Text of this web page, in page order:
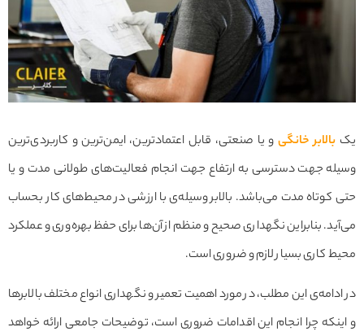
یک بالابر خانگی و یا صنعتی، قابل اعتمادترین، ایمن‌ترین و کاربردی‌ترین
وسیله جهت دسترسی به ارتفاع جهت انجام فعالیت‌های طولانی مدت و یا
حتی کوتاه مدت می‌باشد. بالابر وسیله‌ی با ارزشی در محیط‌های کار بحساب
می‌آید. بنابراین نگهداری صحیح و منظم از آن‌ها برای حفظ بهره‌وری و عملکرد
محیط کاری بسیار لازم و ضروری است.
در ادامه‌ی این مطلب، در مورد اهمیت تعمیر و نگهداری انواع مختلف بالابرها
و اینکه چرا انجام این اقدامات ضروری است، توضیحات جامعی ارائه خواهد